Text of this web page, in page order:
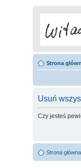
Strona
Usuń
Czy jesteś
Strona